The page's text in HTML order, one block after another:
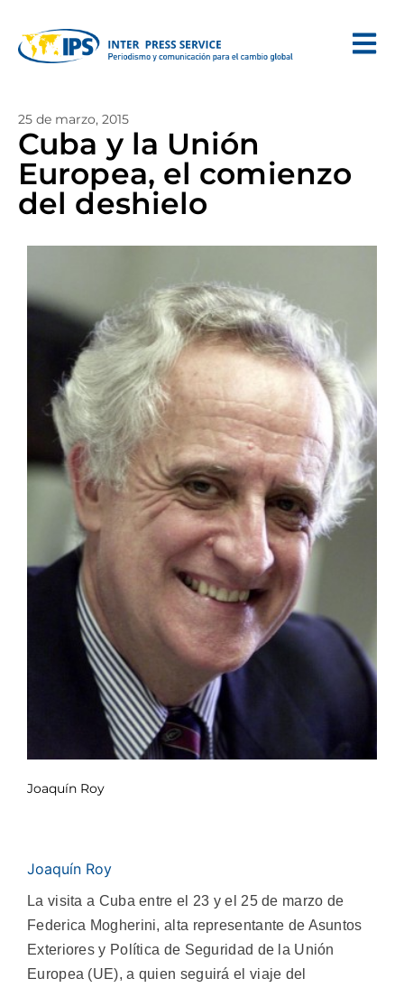
25 de marzo, 2015
Cuba y la Unión
Europea, el comienzo
del deshielo
Joaquín Roy
Joaquín Roy
La visita a Cuba entre el 23 y el 25 de marzo de
Federica Mogherini, alta representante de Asuntos
Exteriores y Política de Seguridad de la Unión
Europea (UE), a quien seguirá el viaje del